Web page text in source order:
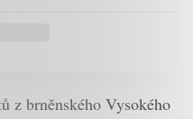
z brněnského Vysokého